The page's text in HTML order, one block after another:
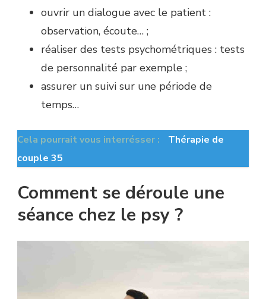
ouvrir un dialogue avec le patient :
observation, écoute… ;
réaliser des tests psychométriques : tests
de personnalité par exemple ;
assurer un suivi sur une période de
temps…
Cela pourrait vous interrésser :
Thérapie de
couple 35
Comment se déroule une
séance chez le psy ?